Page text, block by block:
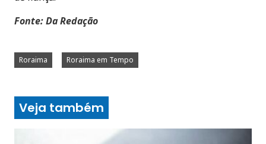
Fonte: Da Redação
Roraima Roraima em Tempo
Veja também